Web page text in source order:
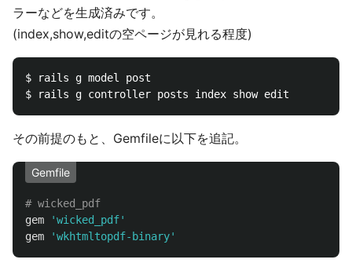
ラーなどを生成済みです。
(index,show,editの空ページが見れる程度)
$ rails g model post
その前提のもと、Gemfileに以下を追記。
Gemfile
# wicked_pdf
gem
'wicked_pdf'
gem
'wkhtmltopdf-binary'